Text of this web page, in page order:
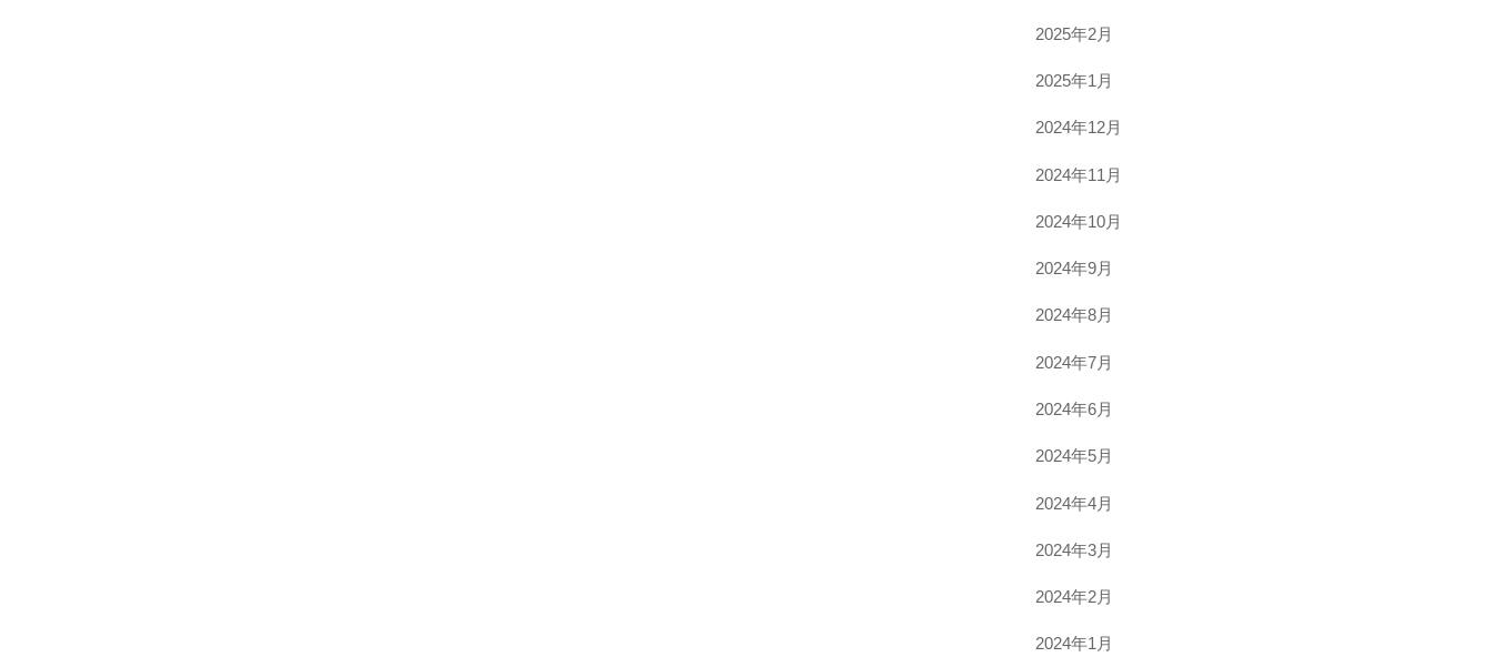
2025年2月
2025年1月
2024年12月
2024年11月
2024年10月
2024年9月
2024年8月
2024年7月
2024年6月
2024年5月
2024年4月
2024年3月
2024年2月
2024年1月